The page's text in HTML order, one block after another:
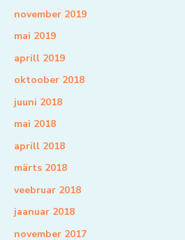
november 2019
mai 2019
aprill 2019
oktoober 2018
juuni 2018
mai 2018
aprill 2018
märts 2018
veebruar 2018
jaanuar 2018
november 2017